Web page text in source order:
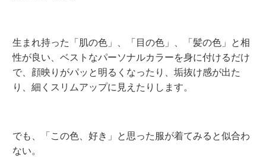
生まれ持った「肌の色」、「目の色」、「髪の色」と相
性が良い、ベストなパーソナルカラーを身に付けるだけ
で、顔映りがパッと明るくなったり、垢抜け感が出た
り、細くスリムアップに見えたりします。
でも、「この色、好き」と思った服が着てみると似合わ
ない。